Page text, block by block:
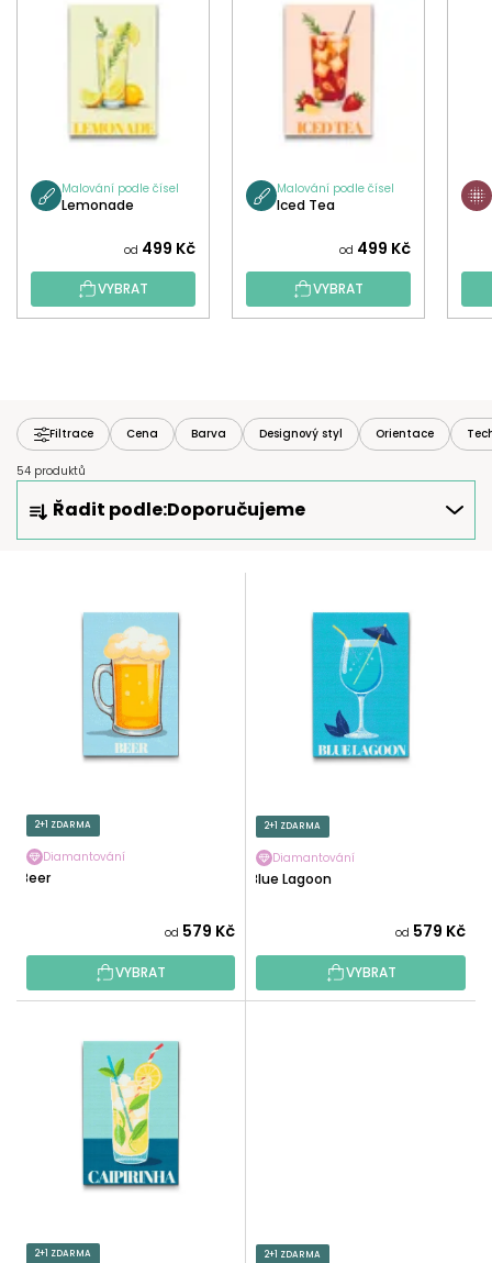
Malování podle čísel
Lemonade
od 499 Kč
VYBRAT
Malování podle čísel
Iced Tea
od 499 Kč
VYBRAT
Filtrace Cena Barva Designový styl Orientace
54 produktů
Z
T
Ů
Řadit podle:Doporučujeme
U
K
T
2+1 ZDARMA
Diamantování
Beer
od 579 Kč
VYBRAT
2+1 ZDARMA
Diamantování
Blue Lagoon
od 579 Kč
VYBRAT
2+1 ZDARMA 2+1 ZDARMA